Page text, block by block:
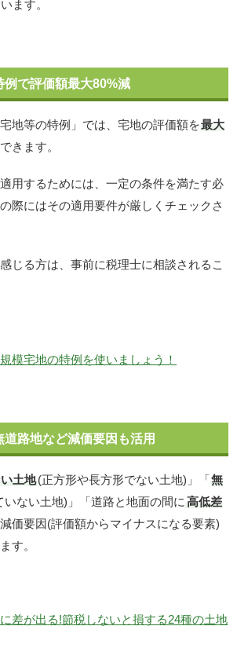
ます。
例で評価額最大80%減
地等の特例」では、宅地の評価額を最大
きます。
用するためには、一定の条件を満たす必
際にはその適用要件が厳しくチェックさ
じる方は、事前に税理士に相談されるこ
模宅地の特例を使いましょう！
路地など減価要因も活用
土地(正方形や長方形でない土地)」「無
いない土地)」「道路と地面の間に 高低差
価要因(評価額からマイナスになる要素)
す。
差が出る!節税しないと損する24種の土地